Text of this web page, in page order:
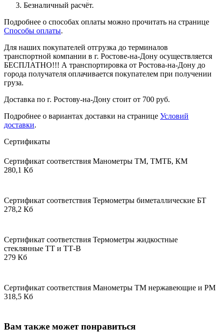
Безналичный расчёт.
Подробнее о способах оплаты можно прочитать на странице
Способы оплаты.
Для наших покупателей отгрузка до терминалов
транспортной компании в г. Ростове-на-Дону осуществляется
БЕСПЛАТНО!!! А транспортировка от Ростова-на-Дону до
города получателя оплачивается покупателем при получении
груза.
Доставка по г. Ростову-на-Дону стоит от 700 руб.
Подробнее о вариантах доставки на странице Условий
доставки.
Сертификаты
Сертификат соответствия Манометры ТМ, ТМТБ, КМ
280,1 Кб
Сертификат соответствия Термометры биметаллические БТ
278,2 Кб
Сертификат соответствия Термометры жидкостные
стеклянные ТТ и ТТ-В
279 Кб
Сертификат соответствия Манометры ТМ нержавеющие и РМ
318,5 Кб
Вам также может понравиться